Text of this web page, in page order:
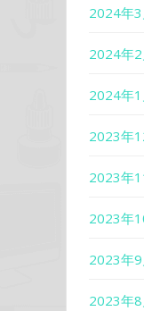
2024年3
2024年2
2024年1
2023年
2023年
2023年
2023年9
2023年8